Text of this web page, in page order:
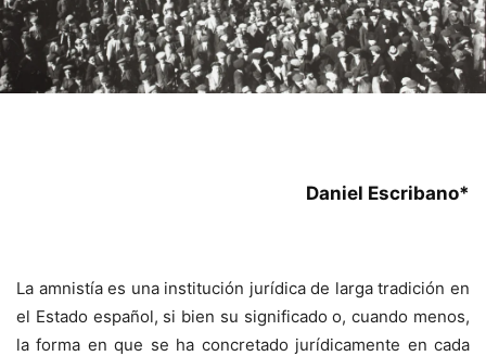
Daniel Escribano*
La amnistía es una institución jurídica de larga tradición en
el Estado español, si bien su significado o, cuando menos,
la forma en que se ha concretado jurídicamente en cada